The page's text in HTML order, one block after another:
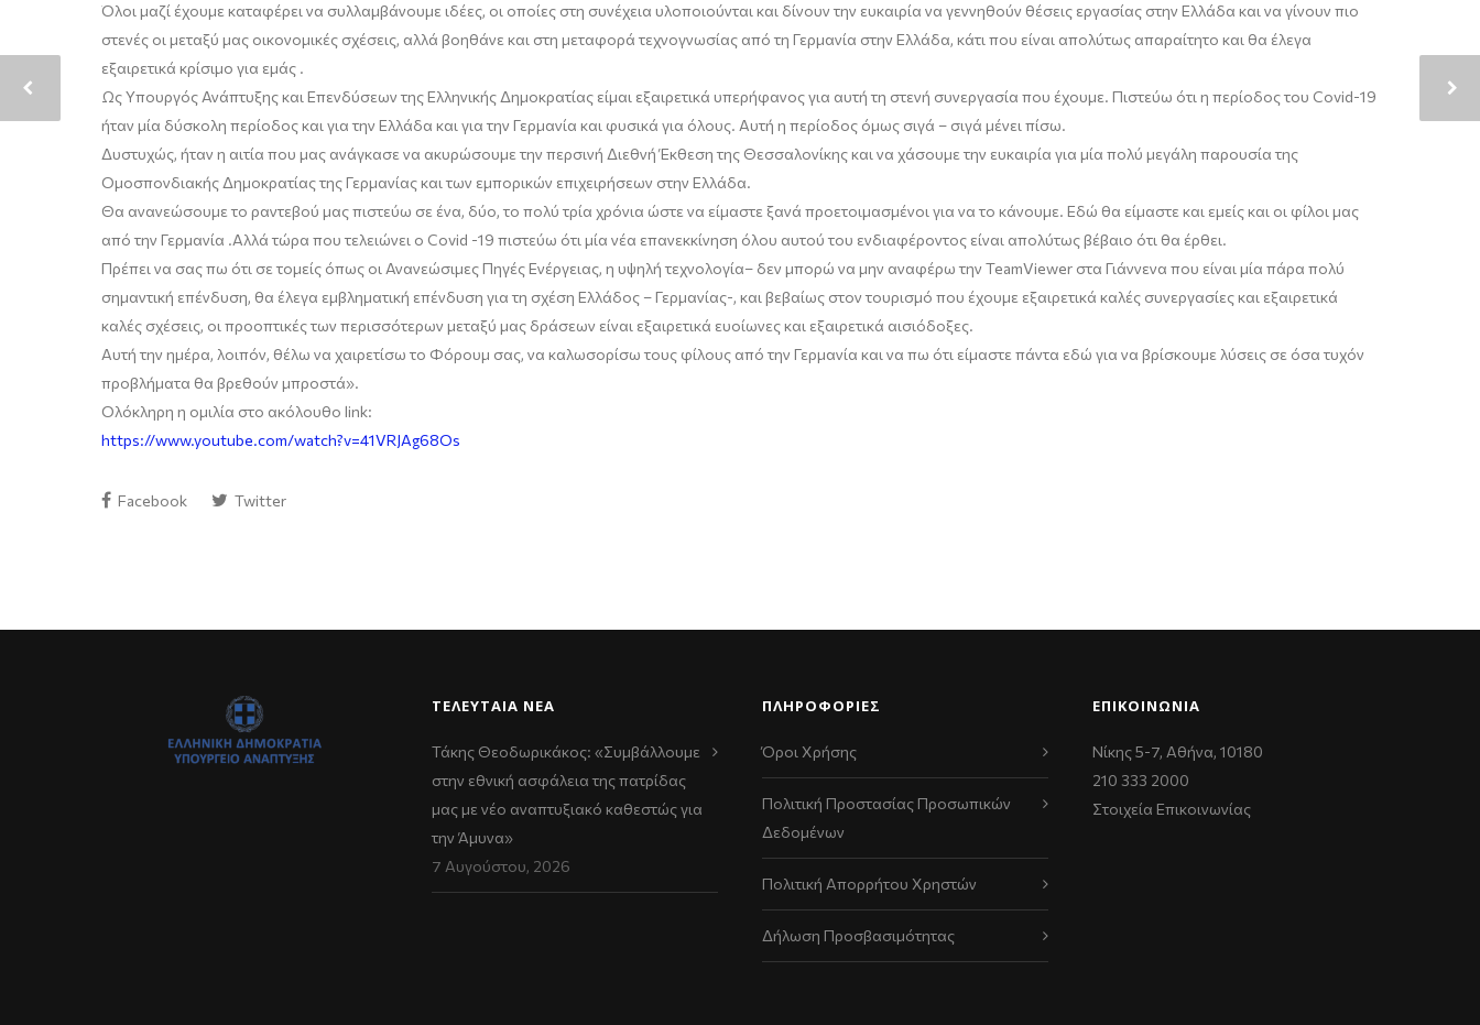
Όλοι μαζί έχουμε καταφέρει να συλλαμβάνουμε ιδέες, οι οποίες στη συνέχεια υλοποιούνται και δίνουν την ευκαιρία να γεννηθούν θέσεις εργασίας στην Ελλάδα και να γίνουν πιο
στενές οι μεταξύ μας οικονομικές σχέσεις, αλλά βοηθάνε και στη μεταφορά τεχνογνωσίας από τη Γερμανία στην Ελλάδα, κάτι που είναι απολύτως απαραίτητο και θα έλεγα
εξαιρετικά κρίσιμο για εμάς .
ΩςΥπουργός Ανάπτυξης και Επενδύσεων της Ελληνικής Δημοκρατίας είμαι εξαιρετικά υπερήφανος για αυτή τη στενή συνεργασία που έχουμε. Πιστεύω ότι η περίοδος του Covid-19
ήταν μία δύσκολη περίοδος και για την Ελλάδα και για την Γερμανία και φυσικά για όλους. Αυτή η περίοδος όμως σιγά – σιγά μένει πίσω.
Δυστυχώς, ήταν η αιτία που μας ανάγκασε να ακυρώσουμε την περσινή Διεθνή Έκθεση της Θεσσαλονίκης και να χάσουμε την ευκαιρία για μία πολύ μεγάλη παρουσία της
Ομοσπονδιακής Δημοκρατίας της Γερμανίαςκαι των εμπορικών επιχειρήσεων στην Ελλάδα.
Θα ανανεώσουμε το ραντεβού μας πιστεύω σε ένα, δύο, το πολύ τρία χρόνια ώστε να είμαστε ξανά προετοιμασμένοι για να το κάνουμε. Εδώ θα είμαστε και εμείς και οι φίλοι μας
από την Γερμανία .Αλλά τώρα που τελειώνει ο Covid -19 πιστεύω ότι μία νέα επανεκκίνηση όλου αυτού του ενδιαφέροντος είναι απολύτως βέβαιο ότι θα έρθει.
Πρέπει να σας πω ότι σε τομείς όπως οι Ανανεώσιμες Πηγές Ενέργειας, η υψηλή τεχνολογία– δεν μπορώ να μην αναφέρω την TeamViewer στα Γιάννενα που είναι μία πάρα πολύ
σημαντική επένδυση, θα έλεγα εμβληματική επένδυση για τη σχέση Ελλάδος – Γερμανίας-, και βεβαίως στον τουρισμό που έχουμε εξαιρετικά καλές συνεργασίες και εξαιρετικά
καλές σχέσεις, οι προοπτικές των περισσότερων μεταξύ μας δράσεων είναι εξαιρετικά ευοίωνες και εξαιρετικά αισιόδοξες.
Αυτή την ημέρα, λοιπόν, θέλω να χαιρετίσω το Φόρουμ σας, να καλωσορίσω τους φίλους από την Γερμανία και να πω ότι είμαστε πάντα εδώ για να βρίσκουμε λύσεις σε όσα τυχόν
προβλήματα θα βρεθούν μπροστά».
Ολόκληρη η ομιλία στο ακόλουθο link:
https://www.youtube.com/watch?v=41VRJAg68Os
Facebook Twitter
ΤΕΛΕΥΤΑΊΑ ΝΈΑ
Τάκης Θεοδωρικάκος: «Συμβάλλουμε
στην εθνική ασφάλεια της πατρίδας
μας με νέο αναπτυξιακό καθεστώς για
την Άμυνα»
7 Αυγούστου, 2026
ΠΛΗΡΟΦΟΡΙΕΣ
Όροι Χρήσης
Πολιτική Προστασίας Προσωπικών
Δεδομένων
Πολιτική Απορρήτου Χρηστών
Δήλωση Προσβασιμότητας
ΕΠΙΚΟΙΝΩΝΊΑ
Νίκης 5-7, Αθήνα, 10180
210 333 2000
Στοιχεία Επικοινωνίας